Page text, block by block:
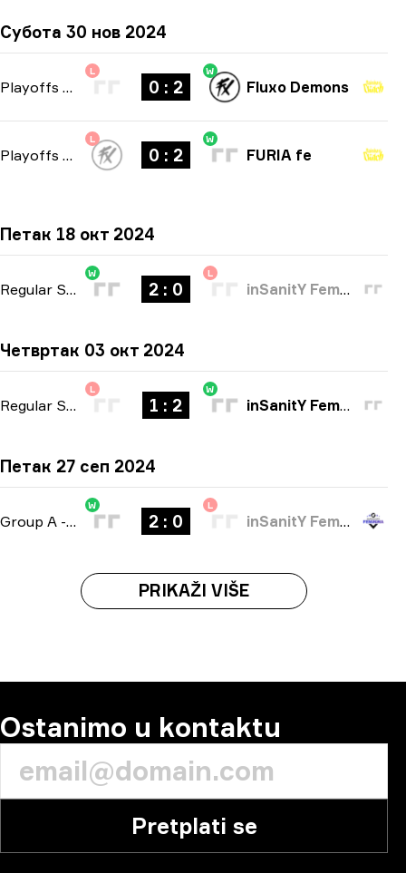
Субота 30 нов 2024
Playoffs
L
0 : 2
W
Fluxo Demons
Playoffs bo3
L
0 : 2
W
FURIA fe
Петак 18 окт 2024
Regular Season -
W
2 : 0
L
inSanitY Female
Четвртак 03 окт 2024
Regular Season
L
1 : 2
W
inSanitY Female
Петак 27 сеп 2024
Group A - bo3
W
2 : 0
L
inSanitY Female
PRIKAŽI VIŠE
Ostanimo u kontaktu
Pretplati se